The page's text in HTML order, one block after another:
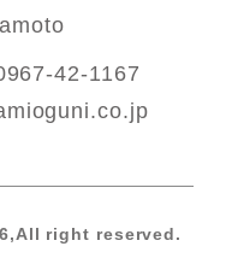
42-1167
right reserved.